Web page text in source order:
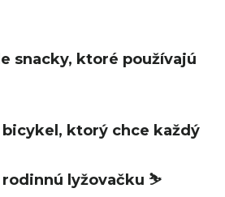
snacky, ktoré používajú
ktorý chce každý
lyžovačku ⛷️